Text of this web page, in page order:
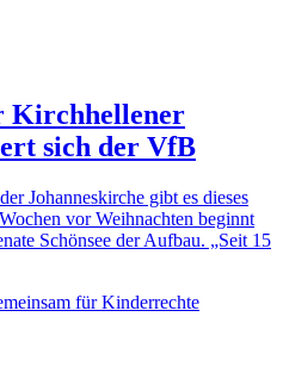
Kirchhellener
sich der VfB
Johanneskirche gibt es dieses
vor Weihnachten beginnt
Schönsee der Aufbau. „Seit 15